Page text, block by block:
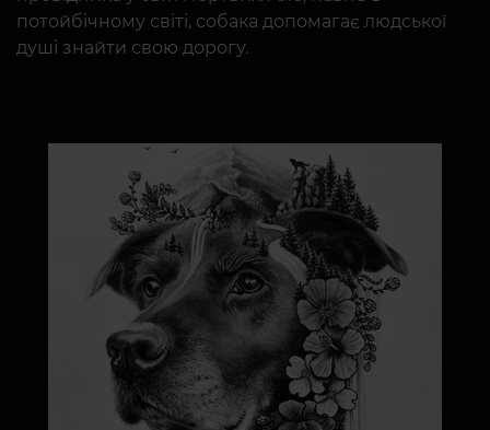
потойбічному світі, собака допомагає людської
душі знайти свою дорогу.